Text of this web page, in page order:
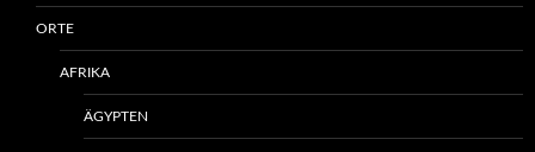
ORTE
AFRIKA
ÄGYPTEN